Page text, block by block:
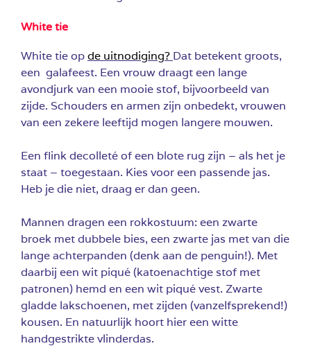
White tie
White tie opde uitnodiging? Dat betekent groots,
een galafeest. Een vrouw draagt een lange
avondjurk van een mooie stof, bijvoorbeeld van
zijde. Schouders en armen zijn onbedekt, vrouwen
van een zekere leeftijd mogen langere mouwen.
Een flink decolleté of een blote rug zijn – als het je
staat – toegestaan. Kies voor een passende jas.
Heb je die niet, draag er dan geen.
Mannen dragen een rokkostuum: een zwarte
broek met dubbele bies, een zwarte jas met van die
lange achterpanden (denk aan de penguin!). Met
daarbij een wit piqué (katoenachtige stof met
patronen) hemd en een wit piqué vest. Zwarte
gladde lakschoenen, met zijden (vanzelfsprekend!)
kousen. En natuurlijk hoort hier een witte
handgestrikte vlinderdas.